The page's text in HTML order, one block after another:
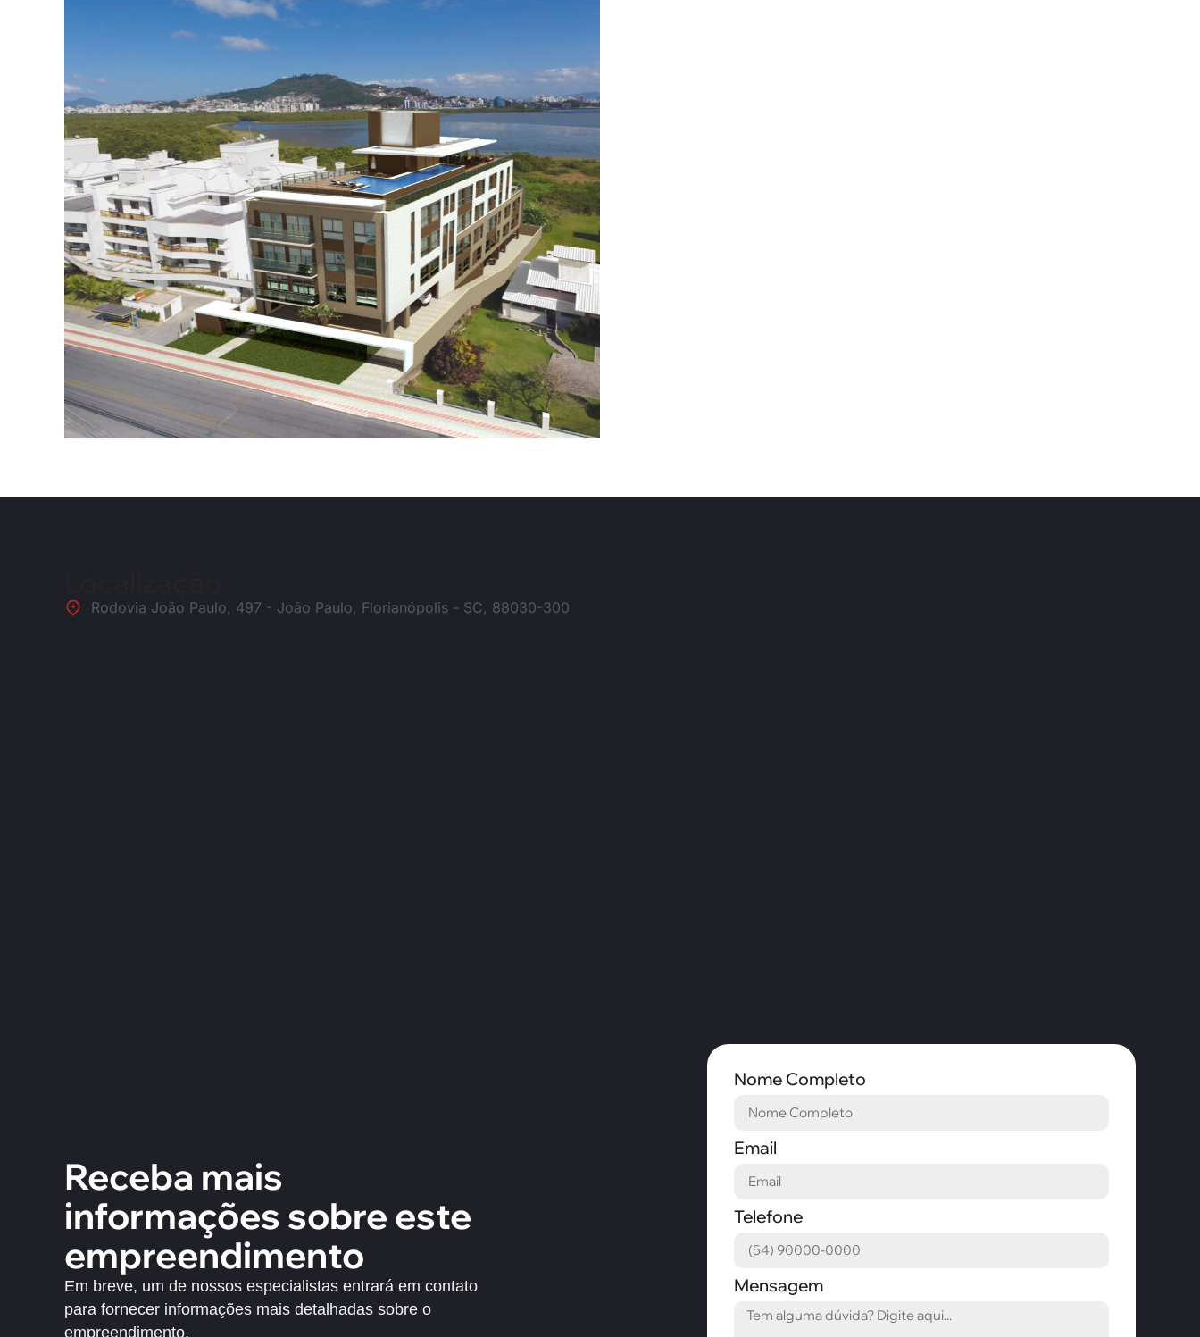
Rodovia João Paulo, 497 - João Paulo, Florianópolis - SC, 88030-300
Receba mais
informações sobre este
empreendimento
Em breve, um de nossos especialistas entrará em contato
para fornecer informações mais detalhadas sobre o
empreendimento.
Nome Completo
Email
Telefone
Mensagem